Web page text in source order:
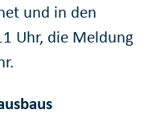
und in den
Uhr, die Meldung